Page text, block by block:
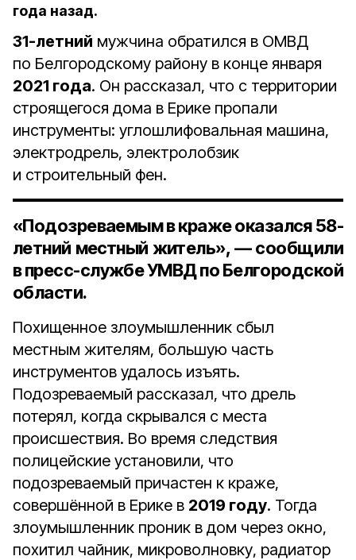
года назад.
31-летний мужчина обратился в ОМВД
по Белгородскому району в конце января
2021 года. Он рассказал, что с территории
строящегося дома в Ерике пропали
инструменты: углошлифовальная машина,
электродрель, электролобзик
и строительный фен.
«Подозреваемым в краже оказался 58-
летний местный житель», — сообщили
в пресс-службе УМВД по Белгородской
области.
Похищенное злоумышленник сбыл
местным жителям, большую часть
инструментов удалось изъять.
Подозреваемый рассказал, что дрель
потерял, когда скрывался с места
происшествия. Во время следствия
полицейские установили, что
подозреваемый причастен к краже,
совершённой в Ерике в 2019 году. Тогда
злоумышленник проник в дом через окно,
похитил чайник, микроволновку, радиатор